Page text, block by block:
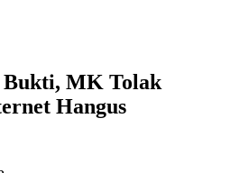
Bukti, MK Tolak
Hangus